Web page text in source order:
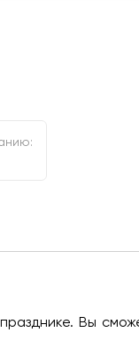
Вы